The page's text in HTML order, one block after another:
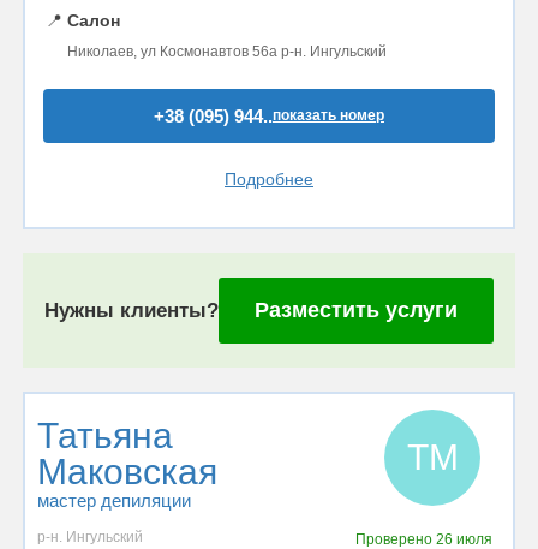
📍 Салон
Николаев, ул Космонавтов 56а р-н. Ингульский
+38 (095) 944..показать номер
Подробнее
Нужны клиенты? Разместить услуги
Татьяна
Маковская
мастер депиляции
ТМ
р-н. Ингульский Проверено 26 июля